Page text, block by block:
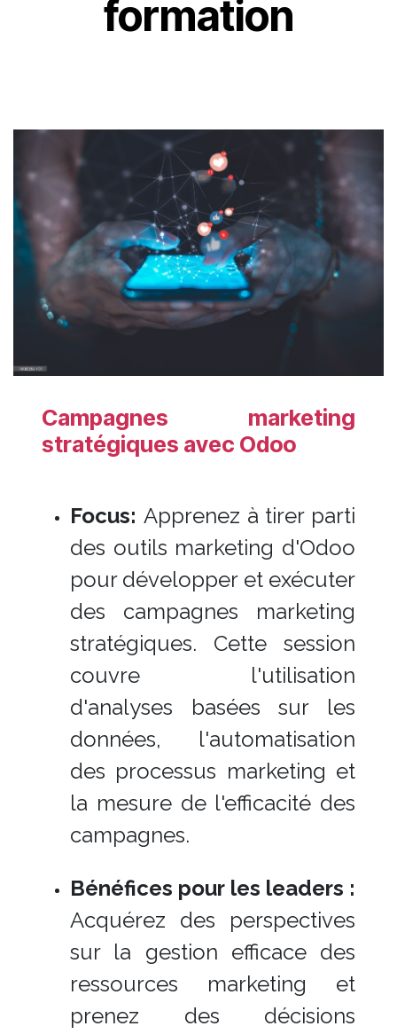
formation
Campagnes marketing
stratégiques avec Odoo
Focus: Apprenez à tirer parti
des outils marketing d'Odoo
pour développer et exécuter
des campagnes marketing
stratégiques. Cette session
couvre l'utilisation
d'analyses basées sur les
données, l'automatisation
des processus marketing et
la mesure de l'efficacité des
campagnes.
Bénéfices pour les leaders :
Acquérez des perspectives
sur la gestion efficace des
ressources marketing et
prenez des décisions